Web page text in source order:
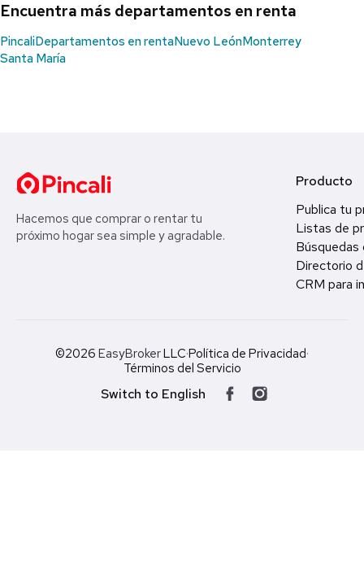
Encuentra más departamentos en renta
PincaliDepartamentos en rentaNuevo LeónMonterrey
Santa María
Hacemos que comprar o rentar tu
próximo hogar sea simple y agradable.
Producto
Publica tu
Listas de
Búsquedas
Directorio
CRM para
©2026 EasyBrokerLLC·Política de Privacidad·
Términos del Servicio
Switch to English